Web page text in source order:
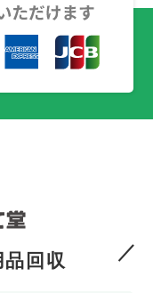
品回収